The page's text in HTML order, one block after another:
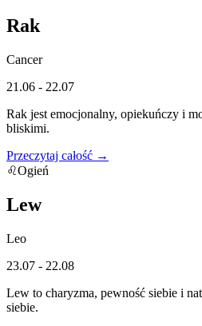
Rak
Cancer
21.06 - 22.07
Rak jest emocjonalny, opiekuńczy i
bliskimi.
Przeczytaj całość →
♌Ogień
Lew
Leo
23.07 - 22.08
Lew to charyzma, pewność siebie i
siebie.